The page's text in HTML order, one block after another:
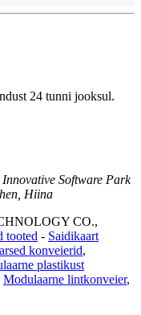
24 tunni jooksul.
Software Park
Hiina
CO.,
tooted - Saidikaart
konveierid,
plastikust
Modulaarne lintkonveier,